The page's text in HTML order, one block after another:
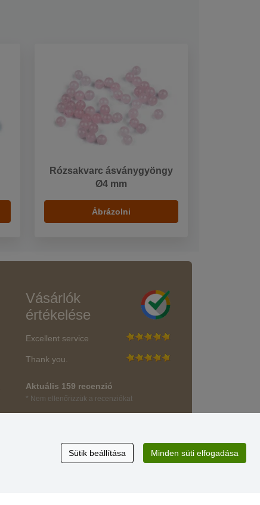
Rózsakvarc ásványgyöngy
Ø4 mm
Ábrázolni
Vásárlók
értékelése
Excellent service
Thank you.
Aktuális 159 recenzió
* Nem ellenőrizzük a recenziókat
Sütik beállítása Minden süti elfogadása